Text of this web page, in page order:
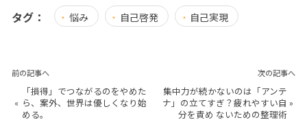
タグ： 悩み 自己啓発 自己実現
前の記事へ
«
「損得」でつながるのをやめた
ら、案外、世界は優しくなり始
める。
次の記事へ
集中力が続かないのは「アンテ
ナ」の立てすぎ？疲れやすい自
分を責め ないための整理術
»